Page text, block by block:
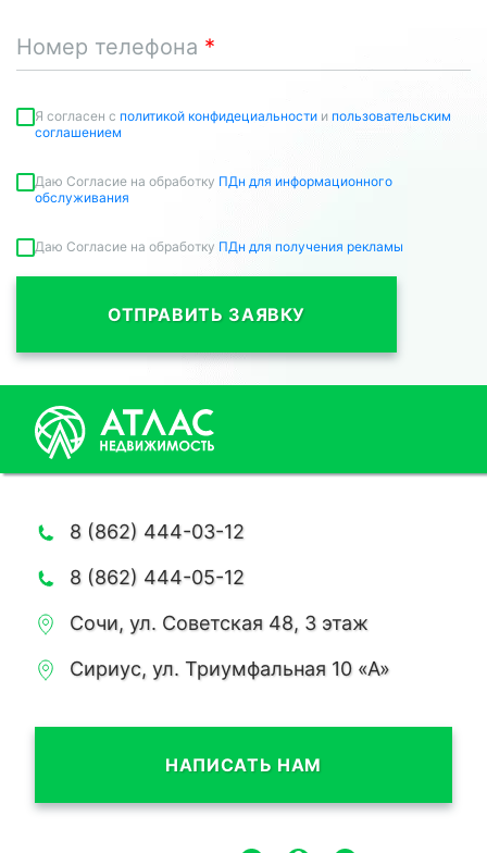
Номер телефона
Я согласен c политикой конфидециальности и пользовательским
соглашением
Даю Согласие на обработку ПДн для информационного
обслуживания
Даю Согласие на обработку ПДн для получения рекламы
ОТПРАВИТЬ ЗАЯВКУ
8 (862) 444-03-12
8 (862) 444-05-12
Сочи, ул. Советская 48, 3 этаж
Сириус, ул. Триумфальная 10 «А»
НАПИСАТЬ НАМ